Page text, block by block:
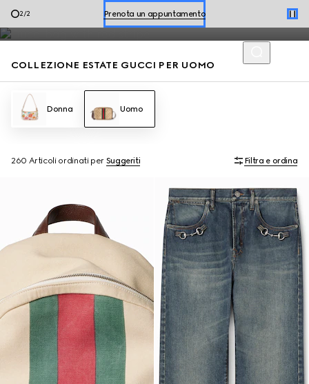
1/2 Acquista le scarpe estive
Prenota un appuntamento
Acquista le scarpe estive
Mocassini e borse estive da uomo, arricchiti dai codici della
Maison, si distinguono per uno stile disinvolto per la stagione.
COLLEZIONE ESTATE GUCCI PER UOMO
Donna Uomo
260 Articoli ordinati per Suggeriti Filtra e ordina